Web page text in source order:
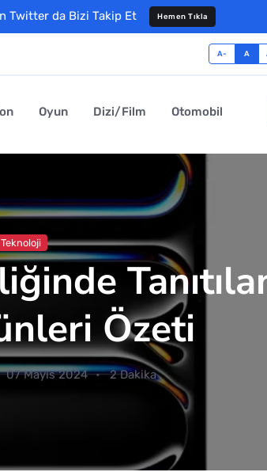
Twitter da Bizi Takip Et Hemen Tıkla
A- A
Oyun Dizi/Film Otomobil
Teknoloji
Özeti
07 Mayıs 2024 2 Dakika